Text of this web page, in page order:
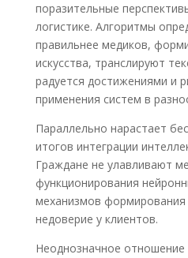
поразительные
логистике. Алгоритмы
правильнее медиков,
искусства, транслируют
радуется достижениями и
применения систем в
Параллельно нарастает
итогов интеграции
Граждане не улавливают
функционирования
механизмов формирования
недоверие у клиентов.
Неоднозначное отношение